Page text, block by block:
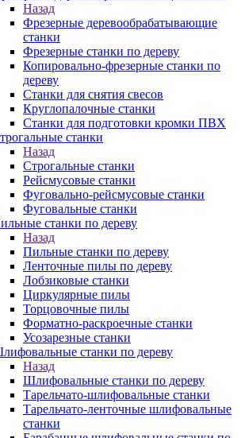
Назад
Фрезерные деревообрабатывающие
станки
Фрезерные станки по дереву
Копировально-фрезерные станки по
дереву
Станки для снятия свесов
Круглопалочные станки
Станки для подготовки кромки ПВХ
станки
Назад
Строгальные станки
Рейсмусовые станки
Фуговально-рейсмусовые станки
Фуговальные станки
станки по дереву
Назад
Пильные станки по дереву
Ленточные пилы по дереву
Лобзиковые станки
Циркулярные пилы
Торцовочные пилы
Форматно-раскроечные станки
Усозарезные станки
станки по дереву
Назад
Шлифовальные станки по дереву
Тарельчато-шлифовальные станки
Тарельчато-ленточные шлифовальные
станки